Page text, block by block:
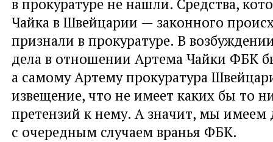
в прокуратуре не нашли. Средства,
Чайка в Швейцарии — законного
признали в прокуратуре. В
дела в отношении Артема Чайки ФБК
а самому Артему прокуратура
извещение, что не имеет каких бы то
претензий к нему. А значит, мы имеем
с очередным случаем вранья ФБК.